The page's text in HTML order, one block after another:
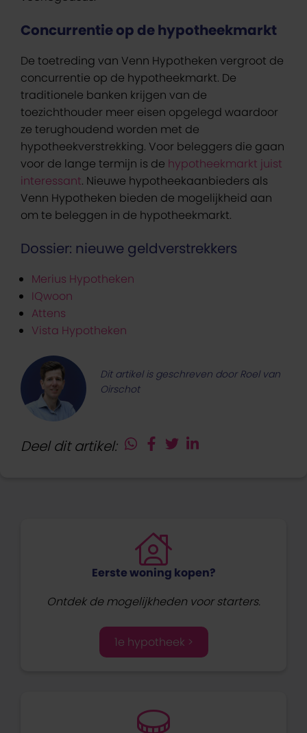
Concurrentie op de hypotheekmarkt
De toetreding van Venn Hypotheken vergroot de
concurrentie op de hypotheekmarkt. De
traditionele banken krijgen van de
toezichthouder meer eisen opgelegd waardoor
ze terughoudend worden met de
hypotheekverstrekking. Voor beleggers die gaan
voor de lange termijn is de hypotheekmarkt juist
interessant. Nieuwe hypotheekaanbieders als
Venn Hypotheken bieden de mogelijkheid aan
om te beleggen in de hypotheekmarkt.
Dossier: nieuwe geldverstrekkers
Merius Hypotheken
IQwoon
Attens
Vista Hypotheken
Dit artikel is geschreven door Roel van
Oirschot
Deel dit artikel:
Eerste woning kopen?
Ontdek de mogelijkheden voor starters.
1e hypotheek >